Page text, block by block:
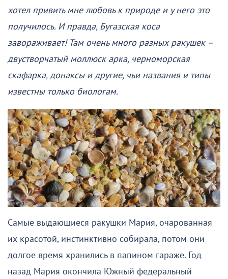
хотел привить мне любовь к природе и у него это
получилось. И правда, Бугазская коса
завораживает! Там очень много разных ракушек –
двустворчатый моллюск арка, черноморская
скафарка, донаксы и другие, чьи названия и типы
известны только биологам.
Самые выдающиеся ракушки Мария, очарованная
их красотой, инстинктивно собирала, потом они
долгое время хранились в папином гараже. Год
назад Мария окончила Южный федеральный